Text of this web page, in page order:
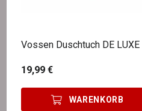
Vossen Duschtuch DE LUXE
19,99 €
WARENKORB